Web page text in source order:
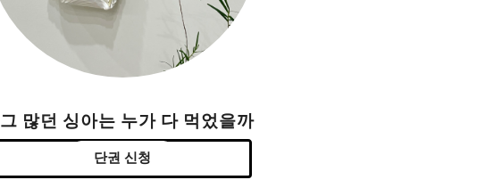
그 많던 싱아는 누가 다 먹었을까
단권 신청